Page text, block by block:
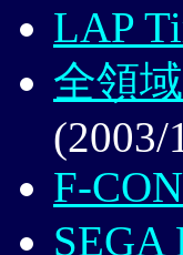
LAP
全領
(2003/
F-
SEGA